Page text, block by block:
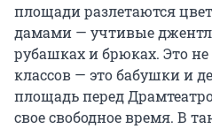
площади разлетаются
дамами — учтивые
рубашках и брюках. Это
классов — это бабушки и
площадь перед
свое свободное время. В